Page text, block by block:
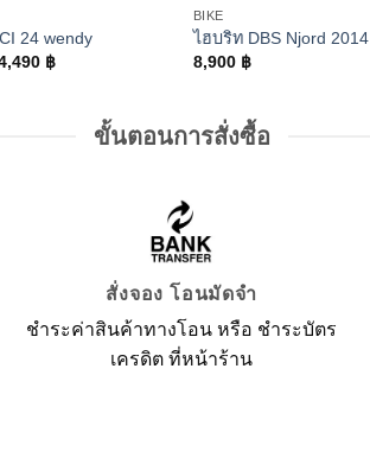
24 wendy
฿
BIKE
ไฮบริท DBS Njord 2014
8,900 ฿
ขั้นตอนการสั่งซื้อ
สั่งจอง โอนมัดจำ
ชำระค่าสินค้าทางโอน หรือ ชำระบัตร
เครดิต ที่หน้าร้าน